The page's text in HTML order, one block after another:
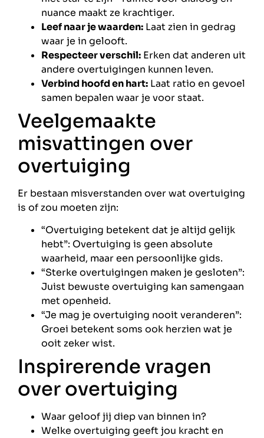
nuance maakt ze krachtiger.
Leef naar je waarden: Laat zien in gedrag
waar je in gelooft.
Respecteer verschil: Erken dat anderen uit
andere overtuigingen kunnen leven.
Verbind hoofd en hart: Laat ratio en gevoel
samen bepalen waar je voor staat.
Veelgemaakte
misvattingen over
overtuiging
Er bestaan misverstanden over wat overtuiging
is of zou moeten zijn:
“Overtuiging betekent dat je altijd gelijk
hebt”: Overtuiging is geen absolute
waarheid, maar een persoonlijke gids.
“Sterke overtuigingen maken je gesloten”:
Juist bewuste overtuiging kan samengaan
met openheid.
“Je mag je overtuiging nooit veranderen”:
Groei betekent soms ook herzien wat je
ooit zeker wist.
Inspirerende vragen
over overtuiging
Waar geloof jij diep van binnen in?
Welke overtuiging geeft jou kracht en